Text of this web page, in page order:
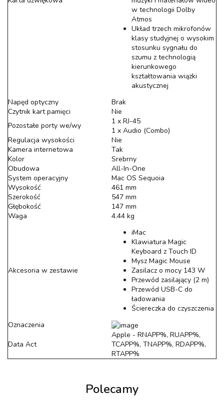
w technologii Dolby
Atmos
Układ trzech mikrofonów
klasy studyjnej o wysokim
stosunku sygnału do
szumu z technologią
kierunkowego
kształtowania wiązki
akustycznej
Napęd optyczny
Brak
Czytnik kart pamięci
Nie
Pozostałe porty we/wy
1 x RJ-45
1 x Audio (Combo)
Regulacja wysokości
Nie
Kamera internetowa
Tak
Kolor
Srebrny
Obudowa
All-In-One
System operacyjny
Mac OS Sequoia
Wysokość
461 mm
Szerokość
547 mm
Głębokość
147 mm
Waga
4.44 kg
Akcesoria w zestawie
iMac
Klawiatura Magic
Keyboard z Touch ID
Mysz Magic Mouse
Zasilacz o mocy 143 W
Przewód zasilający (2 m)
Przewód USB-C do
ładowania
Ściereczka do czyszczenia
Oznaczenia
Data Act
Apple - RNAPP%, RUAPP%,
TCAPP%, TNAPP%, RDAPP%,
RTAPP%
Polecamy